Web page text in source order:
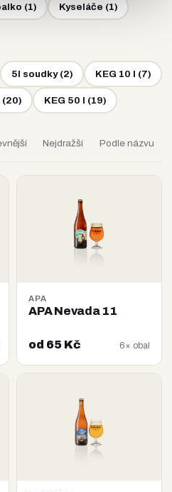
(1) Kyseláče (1)
5l soudky(2) KEG 10 l (7)
(20) KEG 50 l (19)
Nejdražší Podle názvu
APA
APA Nevada 11
od 65 Kč 6× obal